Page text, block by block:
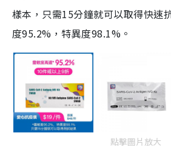
樣本，只需15分鐘就可以取得快速
度95.2%，特異度98.1%。
點擊圖片放大